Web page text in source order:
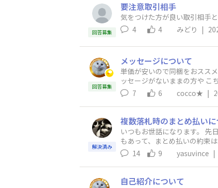
回答募集
要注意取引相手
気をつけた方が良い取引相手
4
4 みどり |
回答募集
メッセージについて
単価が安いので同梱をおススメし
7
6 cocco★ |
解決済み
複数落札時のまとめ払い
いつもお世話になります。 先
もあって、まとめ払いの約束
いていたたため、すべての商
すが、問題は支払いに使った
ため、紛らわしいんです。で
うな機能を付けて頂いて、直
14 9 yasuvince |
自己紹介について